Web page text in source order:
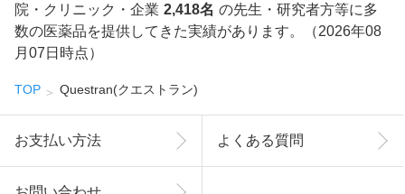
院・クリニック・企業 2,418名 の先生・研究者方等に多
数の医薬品を提供してきた実績があります。（2026年08
月07日時点）
TOP Questran(クエストラン)
お支払い方法 よくある質問